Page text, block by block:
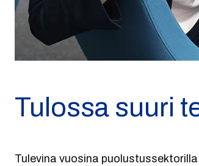
Tulossa suuri
Tulevina vuosina